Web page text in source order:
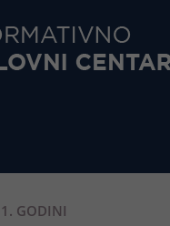
GODINI